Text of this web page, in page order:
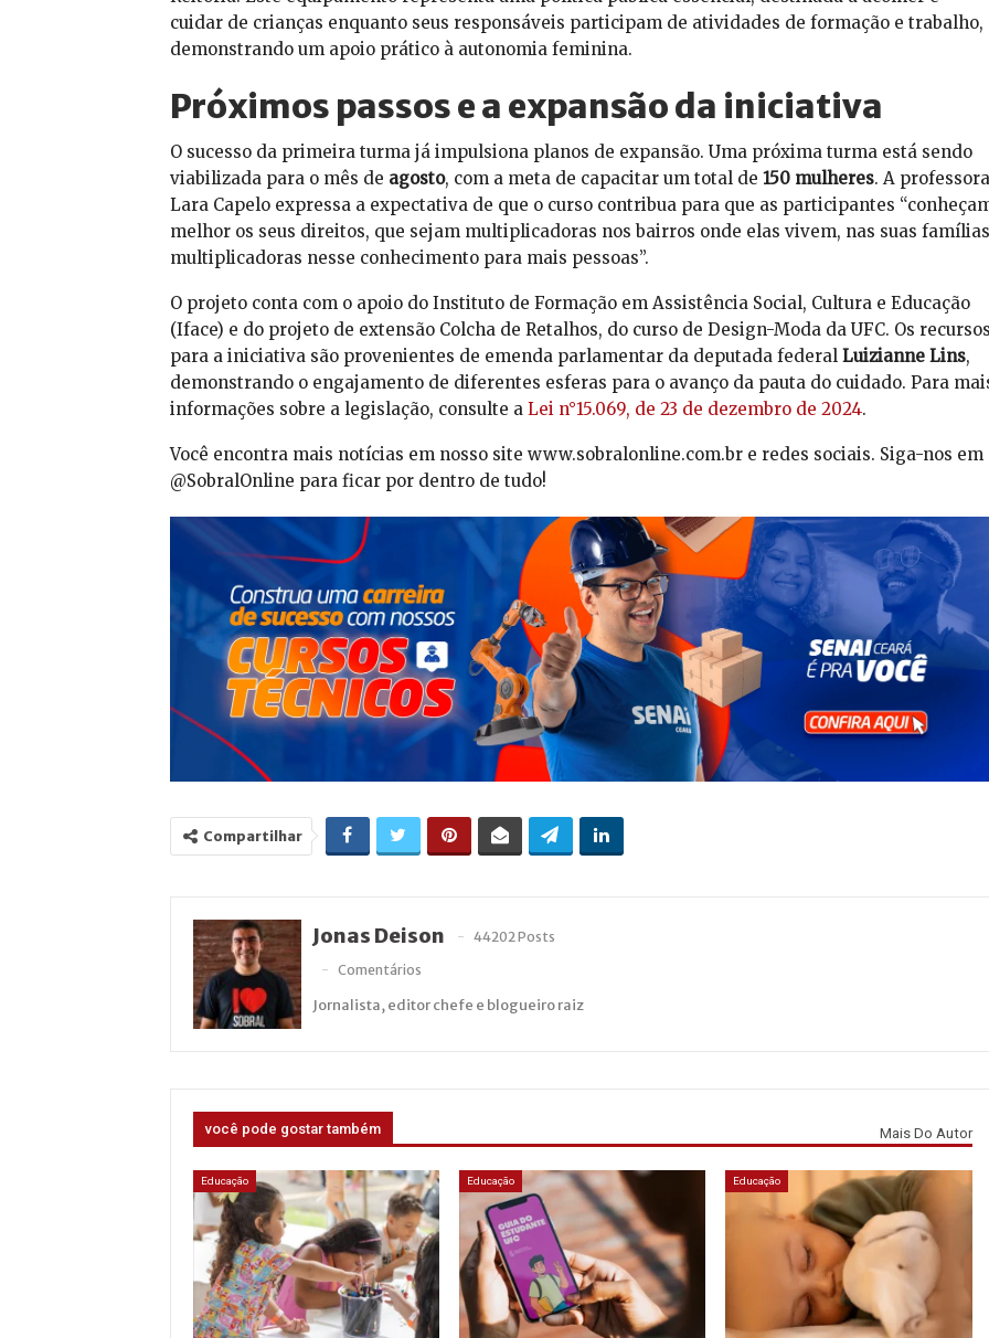
cuidar de crianças enquanto seus responsáveis participam de atividades de formação e trabalho,
demonstrando um apoio prático à autonomia feminina.
Próximos passos e a expansão da iniciativa
O sucesso da primeira turma já impulsiona planos de expansão. Uma próxima turma está sendo
viabilizada para o mês de agosto, com a meta de capacitar um total de 150 mulheres. A professora
Lara Capelo expressa a expectativa de que o curso contribua para que as participantes
melhor os seus direitos, que sejam multiplicadoras nos bairros onde elas vivem, nas suas
multiplicadoras nesse conhecimento para mais pessoas”.
O projeto conta com o apoio do Instituto de Formação em Assistência Social, Cultura e Educação
(Iface) e do projeto de extensão Colcha de Retalhos, do curso de Design-Moda da UFC. Os
para a iniciativa são provenientes de emenda parlamentar da deputada federal Luizianne Lins,
demonstrando o engajamento de diferentes esferas para o avanço da pauta do cuidado. Para
informações sobre a legislação, consulte a Lei n°15.069, de 23 de dezembro de 2024.
Você encontra mais notícias em nosso site www.sobralonline.com.br e redes sociais. Siga-nos em
@SobralOnline para ficar por dentro de tudo!
Compartilhar
Jonas Deison
44202 Posts
Comentários
Jornalista, editor chefe e blogueiro raiz
você pode gostar também Mais Do Autor
Educação Educação Educação